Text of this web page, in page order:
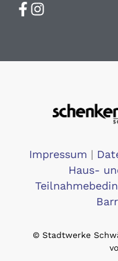
Impressum |
Haus-
© Stadtwerke Schwäbisch Hall 2024. Alle Rechte